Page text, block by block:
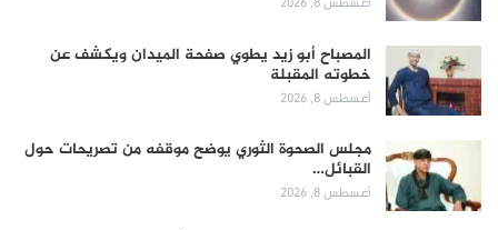
المصباح أبو زيد يطوي صفحة الميدان ويكشف عن
خطوته المقبلة
أغسطس 8, 2026
مجلس الصحوة الثوري يوضح موقفه من تصريحات حول
القبائل…
أغسطس 8, 2026